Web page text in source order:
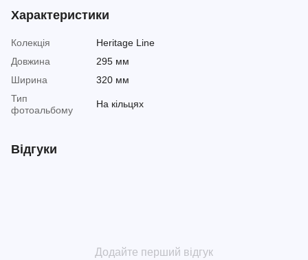
Характеристики
Колекція
Heritage Line
Довжина
295 мм
Ширина
320 мм
Тип
фотоальбому
На кільцях
Відгуки
Додайте перший відгук